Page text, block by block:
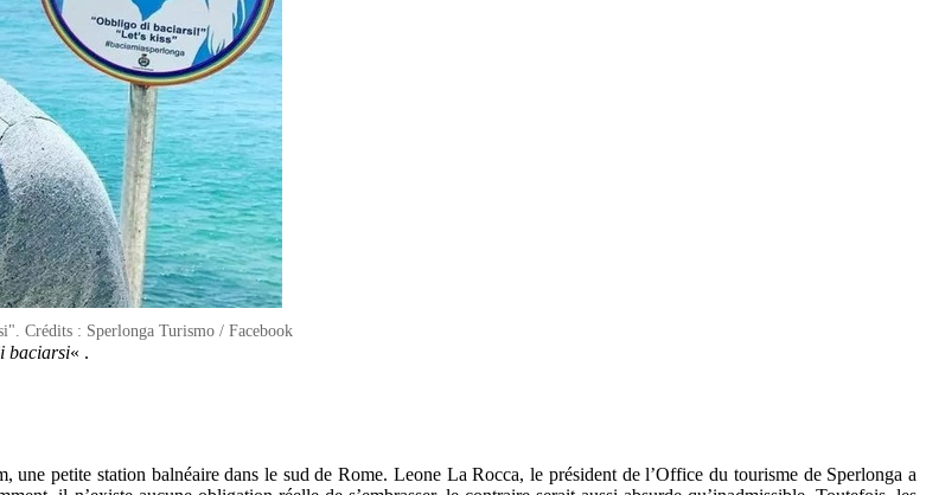
Crédits : Sperlonga Turismo / Facebook
baciarsi« .
petite station balnéaire dans le sud de Rome. Leone La Rocca, le président de l’Office du tourisme de Sperlonga a